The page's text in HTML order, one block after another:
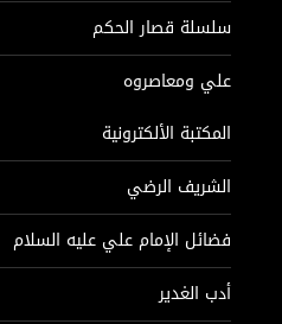
سلسلة قصار الحكم
علي ومعاصروه
المكتبة الألكترونية
الشريف الرضي
فضائل الإمام علي عليه السلام
أدب الغدير